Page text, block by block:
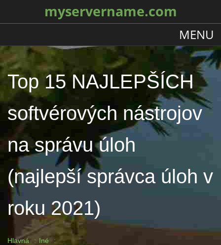
myservername.com
MENU
Top 15 NAJLEPŠÍCH
softvérových nástrojov
na správu úloh
(najlepší správca úloh v
roku 2021)
Hlavná
Iné